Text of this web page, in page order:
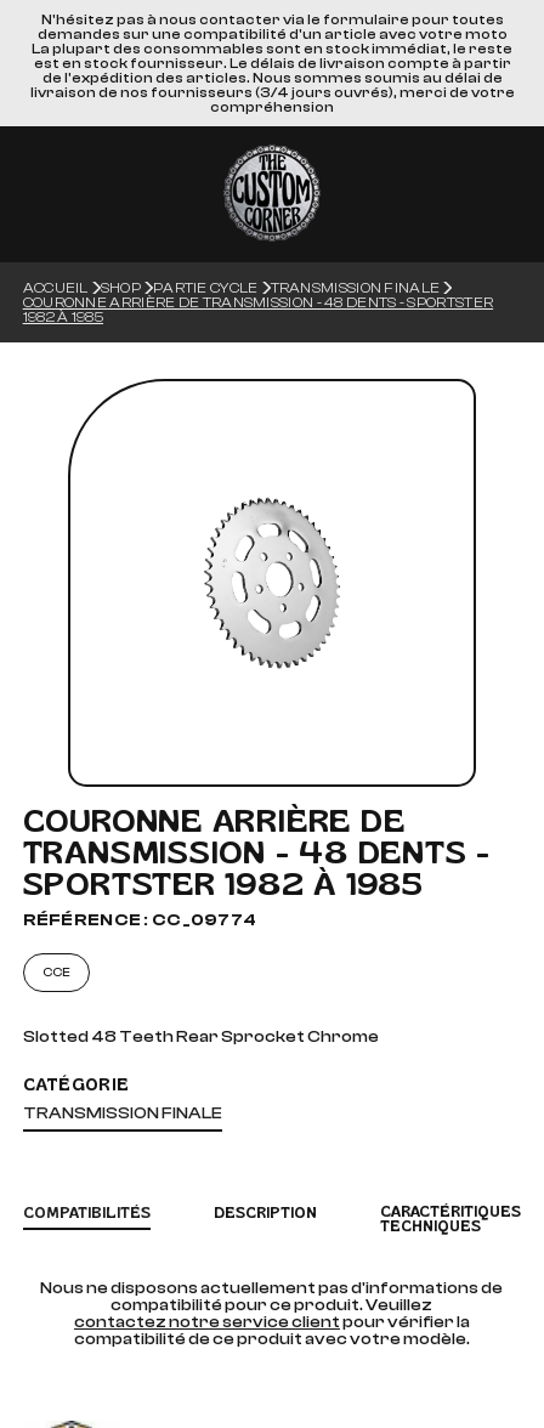
N'hésitez pas à nous contacter via le formulaire pour toutes
demandes sur une compatibilité d'un article avec votre moto
La plupart des consommables sont en stock immédiat, le reste
est en stock fournisseur. Le délais de livraison compte à partir
de l'expédition des articles. Nous sommes soumis au délai de
livraison de nos fournisseurs (3/4 jours ouvrés), merci de votre
compréhension
ACCUEIL SHOP PARTIE CYCLE
TRANSMISSION FINALE
COURONNE ARRIÈRE DE TRANSMISSION - 48 DENTS - SPORTSTER
1982 À 1985
COURONNE ARRIÈRE DE
TRANSMISSION - 48 DENTS -
SPORTSTER 1982 À 1985
RÉFÉRENCE : CC_09774
CCE
Slotted 48 Teeth Rear Sprocket Chrome
CATÉGORIE
TRANSMISSION FINALE
COMPATIBILITÉS DESCRIPTION
CARACTÉRITIQUES
TECHNIQUES
Nous ne disposons actuellement pas d'informations de
compatibilité pour ce produit. Veuillez
contactez notre service clientpour vérifier la
compatibilité de ce produit avec votre modèle.